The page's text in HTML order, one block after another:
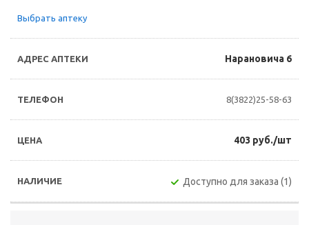
Выбрать аптеку
Нарановича 6
8(3822)25-58-63
403 руб./шт
Доступно для заказа (1)